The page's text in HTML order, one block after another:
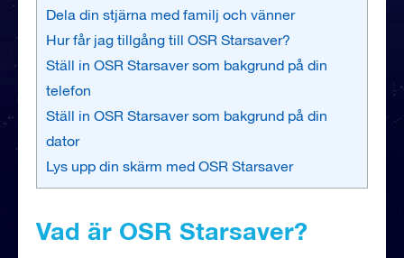
Dela din stjärna med familj och vänner
Hur får jag tillgång till OSR Starsaver?
Ställ in OSR Starsaver som bakgrund på din
telefon
Ställ in OSR Starsaver som bakgrund på din
dator
Lys upp din skärm med OSR Starsaver
Vad är OSR Starsaver?